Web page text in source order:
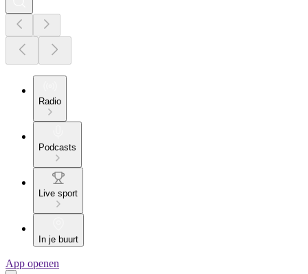
Radio
Podcasts
Live sport
In je buurt
App openen